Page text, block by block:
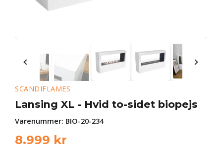
SCANDIFLAMES
Lansing XL - Hvid to-sidet biopejs
Varenummer: BIO-20-234
8.999 kr